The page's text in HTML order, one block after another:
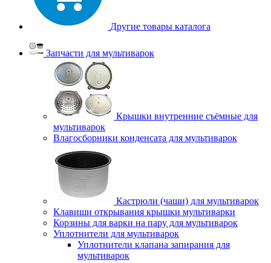
Другие товары каталога
Запчасти для мультиварок
Крышки внутренние съёмные для
мультиварок
Влагосборники конденсата для мультиварок
Кастрюли (чаши) для мультиварок
Клавиши открывания крышки мультиварки
Корзины для варки на пару для мультиварок
Уплотнители для мультиварок
Уплотнители клапана запирания для
мультиварок